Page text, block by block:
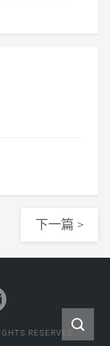
下一篇 >
RESERVED.